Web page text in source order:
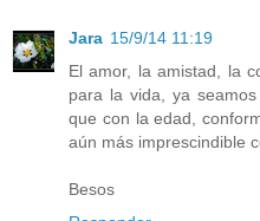
Jara 15/9/14 11:19
El amor, la amistad, la
para la vida, ya
que con la edad,
aún más imprescindible
Besos